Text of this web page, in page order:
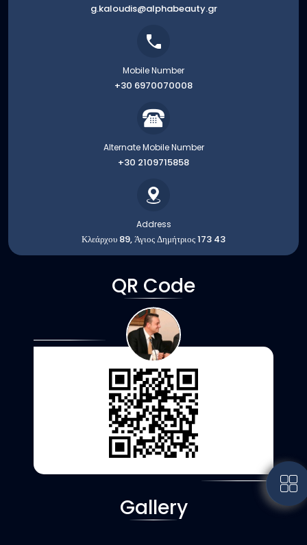
g.kaloudis@alphabeauty.gr
Mobile Number
+30 6970070008
Alternate Mobile Number
+30 2109715858
Address
Κλεάρχου 89, Άγιος Δημήτριος 173 43
QR Code
Gallery